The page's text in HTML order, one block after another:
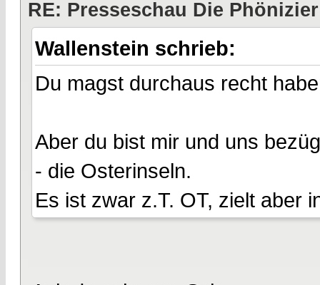
RE: Presseschau Die
Wallenstein schrieb:
Du magst durchaus recht
Aber du bist mir und uns
- die Osterinseln.
Es ist zwar z.T. OT, zielt aber